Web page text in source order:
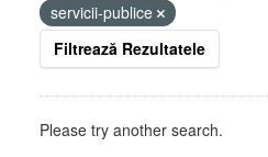
servicii-publice
Filtrează Rezultatele
Please try another search.